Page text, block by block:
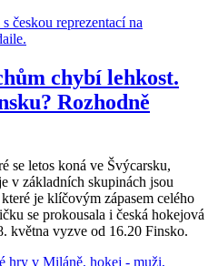
chybí lehkost.
Rozhodně
se letos koná ve Švýcarsku,
v základních skupinách jsou
je klíčovým zápasem celého
se prokousala i česká hokejová
května vyzve od 16.20 Finsko.